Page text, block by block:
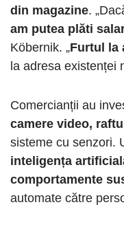
din magazine.
am putea plăti
Köbernik. „Furtul la
la adresa existenței
Comercianții au
camere video,
sisteme cu senzori.
inteligența
comportamente
automate către